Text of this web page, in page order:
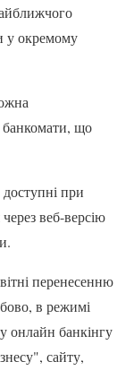
у окремому
банкомати, що
при
веб-версію
перенесенню
в режимі
онлайн банкінгу
сайту,